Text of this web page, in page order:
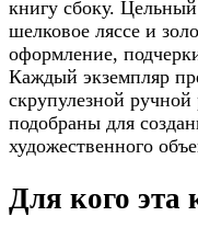
книгу сбоку.
шелковое ляссе и
оформление,
Каждый экземпляр
скрупулезной
подобраны для
художественного
Для кого эта